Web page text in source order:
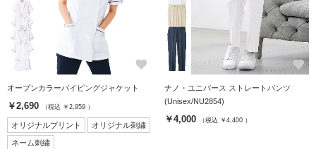
favorite
オープンカラーパイピングジャケット
￥2,690 （税込 ￥2,959 ）
オリジナルプリント オリジナル刺繍
ネーム刺繍
favorite
ナノ・ユニバース ストレートパンツ
(Unisex/NU2854)
￥4,000 （税込 ￥4,400 ）